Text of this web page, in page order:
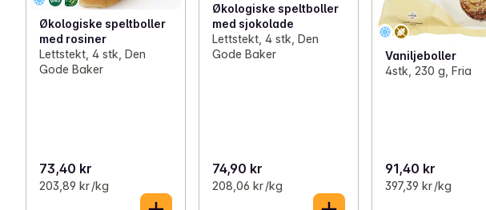
Økologiske speltboller
med rosiner
Lettstekt, 4 stk, Den
Gode Baker
73,40 kr
203,89 kr /kg
Økologiske speltboller
med sjokolade
Lettstekt, 4 stk, Den
Gode Baker
74,90 kr
208,06 kr /kg
Vaniljeboller
4stk, 230 g, Fria
91,40 kr
397,39 kr /kg